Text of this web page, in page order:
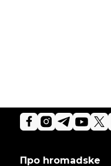
Про hromadske